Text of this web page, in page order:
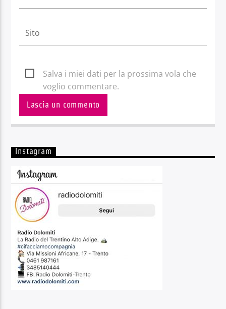
Salva i miei dati per la prossima vola che
voglio commentare.
Instagram